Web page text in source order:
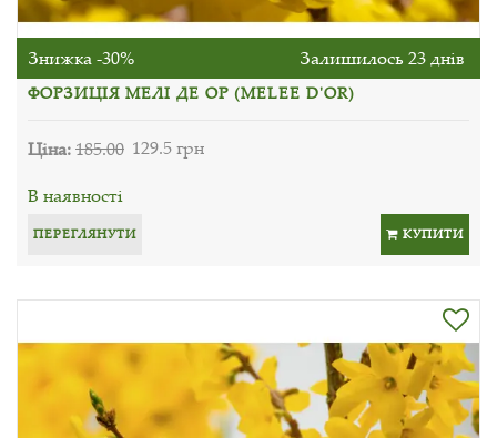
Знижка -30% Залишилось 23 днів
ФОРЗИЦІЯ МЕЛІ ДЕ ОР (MELEE D'OR)
Ціна:185.00 129.5 грн
В наявності
ПЕРЕГЛЯНУТИ КУПИТИ